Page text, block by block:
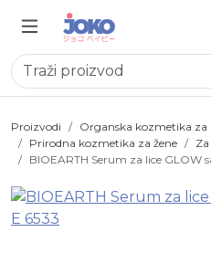
Proizvodi
Organska kozmetika za
Prirodna kozmetika za žene
BIOEARTH Serum za lice GLOW